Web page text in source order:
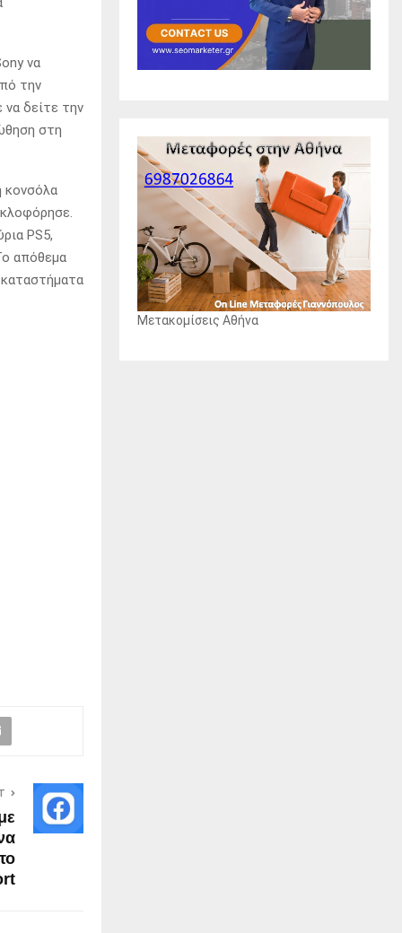
να
την
να δείτε την
στη
κονσόλα
PS5,
απόθεμα
Μετακομίσεις Αθήνα